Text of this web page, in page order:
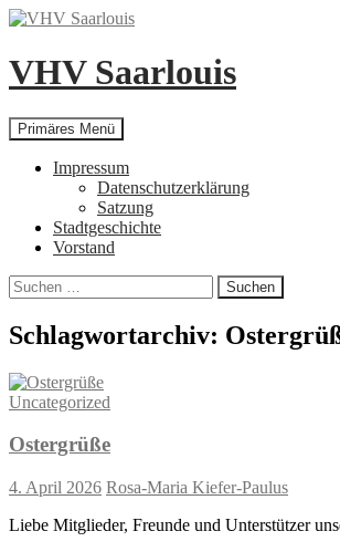
Zum
springen
VHV Saarlouis
Suchen
Primäres Menü
Impressum
Datenschutzerklärung
Satzung
Stadtgeschichte
Vorstand
Suchen
nach:
Schlagwortarchiv:
Uncategorized
Ostergrüße
4. April 2026 Rosa-Maria Kiefer-Paulus
Liebe Mitglieder, Freunde und Unterstützer